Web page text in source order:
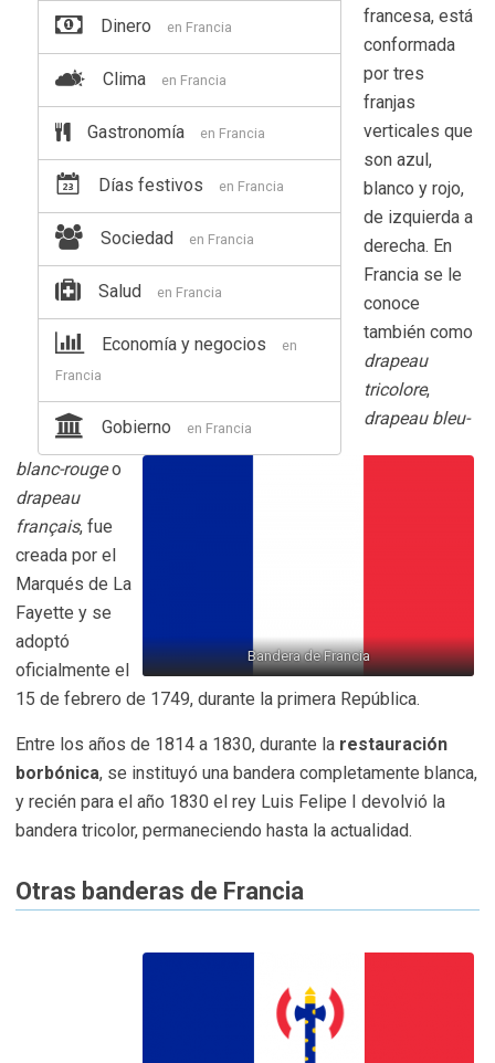
Dinero en Francia
Clima en Francia
Gastronomía en Francia
Días festivos en Francia
Sociedad en Francia
Salud en Francia
Economía y negocios
en
Francia
Gobierno en Francia
Bandera de Francia
francesa, está
conformada
por tres
franjas
verticales que
son azul,
blanco y rojo,
de izquierda a
derecha. En
Francia se le
conoce
también como
drapeau
tricolore,
drapeau bleu-
blanc-rougeo
drapeau
français, fue
creada por el
Marqués de La
Fayette y se
adoptó
oficialmente el
15 de febrero de 1749, durante la primera República.
Entre los años de 1814 a 1830, durante la restauración
borbónica, se instituyó una bandera completamente blanca,
y recién para el año 1830 el rey Luis Felipe I devolvió la
bandera tricolor, permaneciendo hasta la actualidad.
Otras banderas de Francia